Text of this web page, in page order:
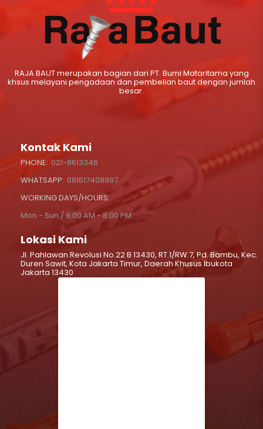
RAJA BAUT merupakan bagian dari PT. Bumi Mataritama yang
khsus melayani pengadaan dan pembelian baut dengan jumlah
besar.
Kontak Kami
PHONE: 021-8613346
WHATSAPP: 081617408997
WORKING DAYS/HOURS:
Mon - Sun / 9:00 AM - 8:00 PM
Lokasi Kami
Jl. Pahlawan Revolusi No.22 B 13430, RT.1/RW.7, Pd. Bambu, Kec.
Duren Sawit, Kota Jakarta Timur, Daerah Khusus Ibukota
Jakarta 13430